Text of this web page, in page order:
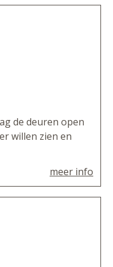
de deuren open
willen zien en
meer info